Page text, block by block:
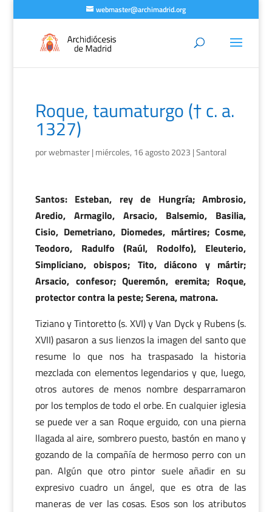
webmaster@archimadrid.org
Roque, taumaturgo († c. a.
1327)
porwebmaster| miércoles, 16 agosto 2023 |Santoral
Santos: Esteban, rey de Hungría; Ambrosio,
Aredio, Armagilo, Arsacio, Balsemio, Basilia,
Cisio, Demetriano, Diomedes, mártires; Cosme,
Teodoro, Radulfo (Raúl, Rodolfo), Eleuterio,
Simpliciano, obispos; Tito, diácono y mártir;
Arsacio, confesor; Queremón, eremita; Roque,
protector contra la peste; Serena, matrona.
Tiziano y Tintoretto (s. XVI) y Van Dyck y Rubens (s.
XVII) pasaron a sus lienzos la imagen del santo que
resume lo que nos ha traspasado la historia
mezclada con elementos legendarios y que, luego,
otros autores de menos nombre desparramaron
por los templos de todo el orbe. En cualquier iglesia
se puede ver a san Roque erguido, con una pierna
llagada al aire, sombrero puesto, bastón en mano y
gozando de la compañía de hermoso perro con un
pan. Algún que otro pintor suele añadir en su
expresivo cuadro un ángel, que es otra de las
maneras de ver las cosas. Esos son los atributos